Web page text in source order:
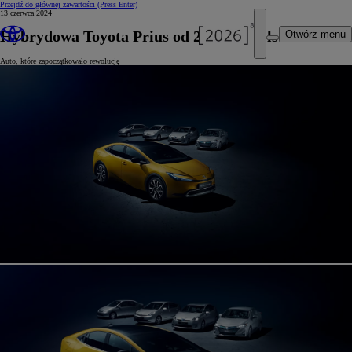
Przejdź do głównej zawartości (Press Enter)
Otwórz menu
13 czerwca 2024
Hybrydowa Toyota Prius od 20 lat w Polsce
Auto, które zapoczątkowało rewolucję